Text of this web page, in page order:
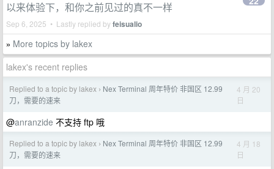
以来体验下，和你之前见过的真不一样
Sep 6, 2025 • Lastly replied byfeisualio
» More topics by lakex
lakex's recent replies
Replied to a topic by lakex › Nex Terminal 周年特价 非国区 12.99
刀，需要的速来
4 月 20
日
@anranzide 不支持 ftp 哦
Replied to a topic by lakex › Nex Terminal 周年特价 非国区 12.99
刀，需要的速来
4 月 18
日